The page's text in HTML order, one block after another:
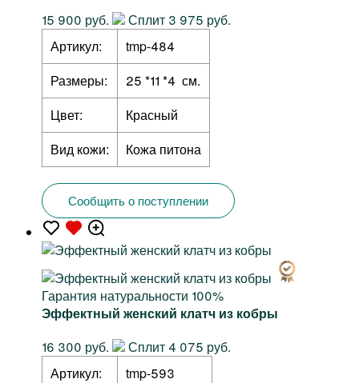
15 900 руб.
Сплит 3 975 руб.
Артикул:
tmp-484
Размеры:
25 *11 *4 см.
Цвет:
Красный
Вид кожи:
Кожа питона
Сообщить о поступлении
Гарантия натуральности 100%
Эффектный женский клатч из кобры
16 300 руб.
Сплит 4 075 руб.
Артикул:
tmp-593